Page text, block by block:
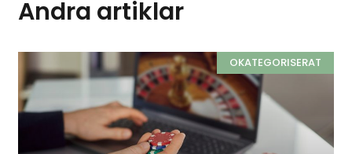
Andra artiklar
OKATEGORISERAT